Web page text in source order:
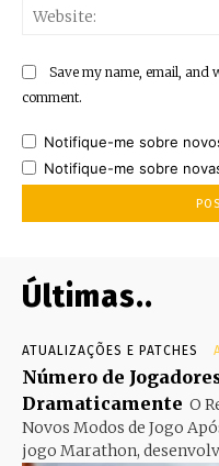
Save my name, email,
comment.
Notifique-me sobre
Notifique-me sobre
Últimas..
ATUALIZAÇÕES E PATCHES
Número de
Dramaticamente O
Novos Modos de Jogo
jogo Marathon,